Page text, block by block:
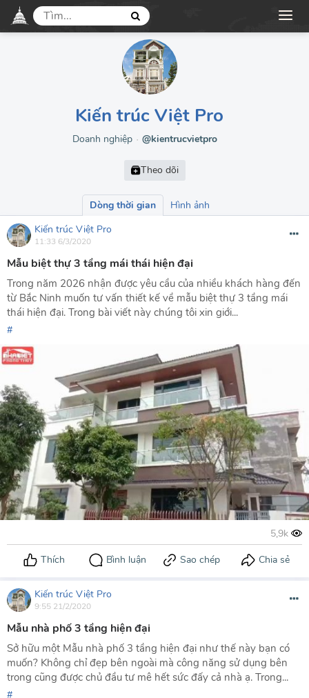
Kiến trúc Việt Pro
Doanh nghiệp ● @kientrucvietpro
Dòng thời gian
Hình ảnh
Kiến trúc Việt Pro
11:33 6/3/2020
Mẫu biệt thự 3 tầng mái thái hiện đại
Trong năm 2026 nhận được yêu cầu của nhiều khách hàng đến
từ Bắc Ninh muốn tư vấn thiết kế về mẫu biệt thự 3 tầng mái
thái hiện đại. Trong bài viết này chúng tôi xin giới...
Kiến trúc Việt Pro
9:55 21/2/2020
Mẫu nhà phố 3 tầng hiện đại
Sở hữu một Mẫu nhà phố 3 tầng hiện đại như thế này bạn có
muốn? Không chỉ đẹp bên ngoài mà công năng sử dụng bên
trong cũng được chủ đầu tư mê hết sức đấy cả nhà ạ. Trong...